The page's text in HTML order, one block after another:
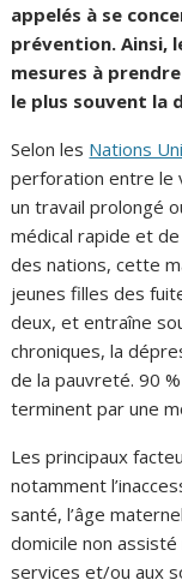
appelés à se
prévention. Ainsi,
mesures à
le plus souvent la
Selon les Nations
perforation entre le
un travail prolongé
médical rapide et
des nations, cette
jeunes filles des
deux, et entraîne
chroniques, la
de la pauvreté. 90
terminent par une
Les principaux
notamment
santé, l’âge
domicile non
services et/ou aux